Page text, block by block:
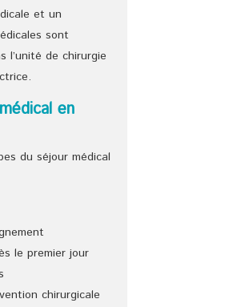
et un
sont
l’unité de chirurgie
en
du séjour médical
le premier jour
chirurgicale